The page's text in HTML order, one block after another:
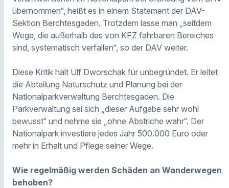
übernommen“, heißt es in einem Statement der DAV-
Sektion Berchtesgaden. Trotzdem lasse man „seitdem
Wege, die außerhalb des von KFZ fahrbaren Bereiches
sind, systematisch verfallen“, so der DAV weiter.
Diese Kritik hält Ulf Dworschak für unbegründet. Er leitet
die Abteilung Naturschutz und Planung bei der
Nationalparkverwaltung Berchtesgaden. Die
Parkverwaltung sei sich „dieser Aufgabe sehr wohl
bewusst“ und nehme sie „ohne Abstriche wahr“. Der
Nationalpark investiere jedes Jahr 500.000 Euro oder
mehr in Erhalt und Pflege seiner Wege.
Wie regelmäßig werden Schäden an Wanderwegen
behoben?